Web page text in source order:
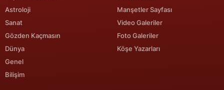
Ardahan
Iğdır
Yalova
Astroloji
Sanat
Gözden Kaçmasın
Dünya
Genel
Bilişim
Manşetler Sayfası
Video Galeriler
Foto Galeriler
Köşe Yazarları